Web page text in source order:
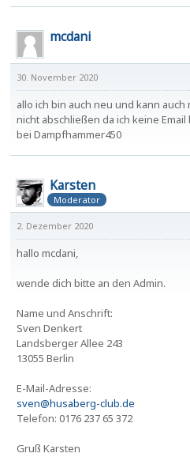
mcdani
30. November 2020
allo ich bin auch neu und kann
nicht abschließen da ich keine
bei Dampfhammer450
Karsten
Moderator
2. Dezember 2020
hallo mcdani,
wende dich bitte an den Admin.
Name und Anschrift:
Sven Denkert
Landsberger Allee 243
13055 Berlin
E-Mail-Adresse:
sven@husaberg-club.de
Telefon: 0176 237 65 372
Gruß Karsten